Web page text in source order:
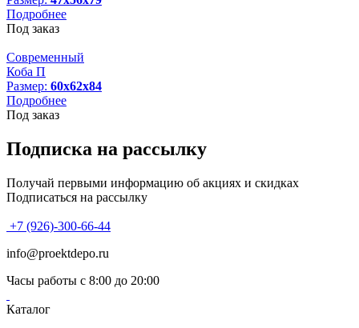
Подробнее
Под заказ
Современный
Коба П
Размер: 60х62х84
Подробнее
Под заказ
Подписка на рассылку
Получай первыми информацию об акциях и скидках
Подписаться на рассылку
+7 (926)-300-66-44
info@proektdepo.ru
Часы работы с 8:00 до 20:00
Каталог